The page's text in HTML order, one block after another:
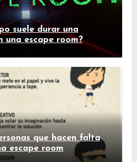
suele durar una
una escape room?
que hacen falta
escape room